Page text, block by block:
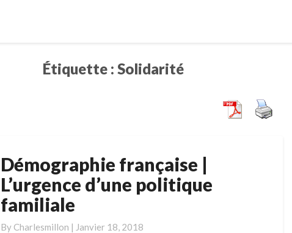
Étiquette : Solidarité
Démographie
française
|
L’urgence
d’une
Démographie française |
L’urgence d’une politique
familiale
By Charlesmillon | Janvier 18, 2018